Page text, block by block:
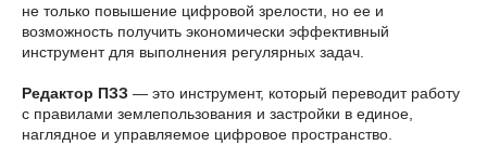
не только повышение цифровой зрелости, но ее и
возможность получить экономически эффективный
инструмент для выполнения регулярных задач.
Редактор ПЗЗ — это инструмент, который переводит работу
с правилами землепользования и застройки в единое,
наглядное и управляемое цифровое пространство.